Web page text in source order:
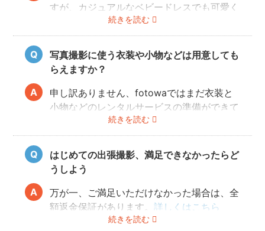
続きを読む
すが、カジュアルなベビードレスでも可愛く
写すことができます。またご両親も着物を着
ると雰囲気が出ますが、洋服でもおしゃれな
写真に仕上がります。
写真撮影に使う衣装や小物などは用意しても
らえますか？
続きを読む
申し訳ありません、fotowaではまだ衣装と
小物などのレンタルサービスの準備ができて
おりませんので、お客様ご自身にご用意をお
願いしております。
はじめての出張撮影、満足できなかったらど
うしよう
続きを読む
万が一、ご満足いただけなかった場合は、全
額返金保証があります。詳しくはこちら